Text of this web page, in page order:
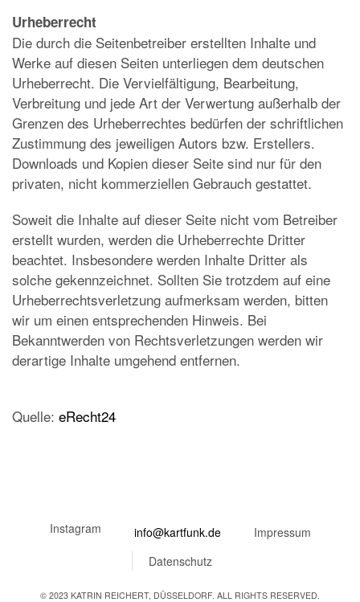
Urheberrecht
Die durch die Seitenbetreiber erstellten Inhalte und
Werke auf diesen Seiten unterliegen dem deutschen
Urheberrecht. Die Vervielfältigung, Bearbeitung,
Verbreitung und jede Art der Verwertung außerhalb der
Grenzen des Urheberrechtes bedürfen der schriftlichen
Zustimmung des jeweiligen Autors bzw. Erstellers.
Downloads und Kopien dieser Seite sind nur für den
privaten, nicht kommerziellen Gebrauch gestattet.
Soweit die Inhalte auf dieser Seite nicht vom Betreiber
erstellt wurden, werden die Urheberrechte Dritter
beachtet. Insbesondere werden Inhalte Dritter als
solche gekennzeichnet. Sollten Sie trotzdem auf eine
Urheberrechtsverletzung aufmerksam werden, bitten
wir um einen entsprechenden Hinweis. Bei
Bekanntwerden von Rechtsverletzungen werden wir
derartige Inhalte umgehend entfernen.
Quelle: eRecht24
Instagram info@kartfunk.de
Impressum
Datenschutz
© 2023 KATRIN REICHERT, DÜSSELDORF. ALL RIGHTS RESERVED.